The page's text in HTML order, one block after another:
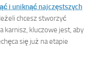
i uniknąć najczęstszych
Jeżeli chcesz stworzyć
karnisz, kluczowe jest, aby
się już na etapie